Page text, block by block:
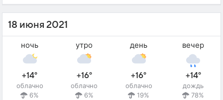
18 июня 2021
ночь
+14°
облачно
6%
утро
+16°
облачно
6%
день
+16°
облачно
19%
вечер
+14°
дождь
78%